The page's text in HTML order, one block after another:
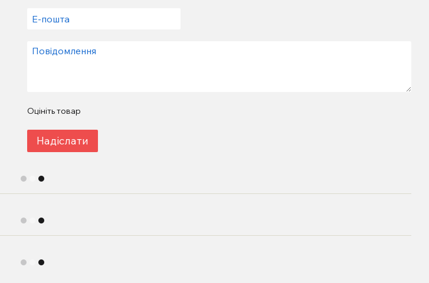
Оцініть товар
Надіслати